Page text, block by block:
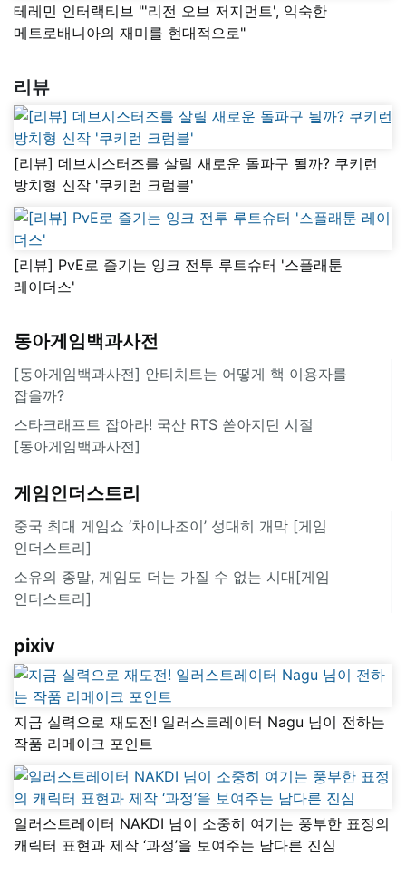
테레민 인터랙티브 "'리전 오브 저지먼트', 익숙한
메트로배니아의 재미를 현대적으로"
리뷰
[리뷰] 데브시스터즈를 살릴 새로운 돌파구 될까? 쿠키런
방치형 신작 '쿠키런 크럼블'
[리뷰] PvE로 즐기는 잉크 전투 루트슈터 '스플래툰
레이더스'
동아게임백과사전
[동아게임백과사전] 안티치트는 어떻게 핵 이용자를
잡을까?
스타크래프트 잡아라! 국산 RTS 쏟아지던 시절
[동아게임백과사전]
게임인더스트리
중국 최대 게임쇼 ‘차이나조이’ 성대히 개막 [게임
인더스트리]
소유의 종말, 게임도 더는 가질 수 없는 시대[게임
인더스트리]
pixiv
지금 실력으로 재도전! 일러스트레이터 Nagu 님이 전하는
작품 리메이크 포인트
일러스트레이터 NAKDI 님이 소중히 여기는 풍부한 표정의
캐릭터 표현과 제작 ‘과정’을 보여주는 남다른 진심